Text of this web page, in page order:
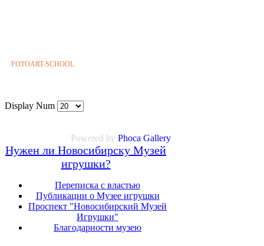
FOTOART-SCHOOL
Display Num
Powered by Phoca Gallery
Нужен ли Новосибирску Музей
игрушки?
Переписка с властью
Публикации о Музее игрушки
Проспект "Новосибирский Музей
Игрушки"
Благодарности музею